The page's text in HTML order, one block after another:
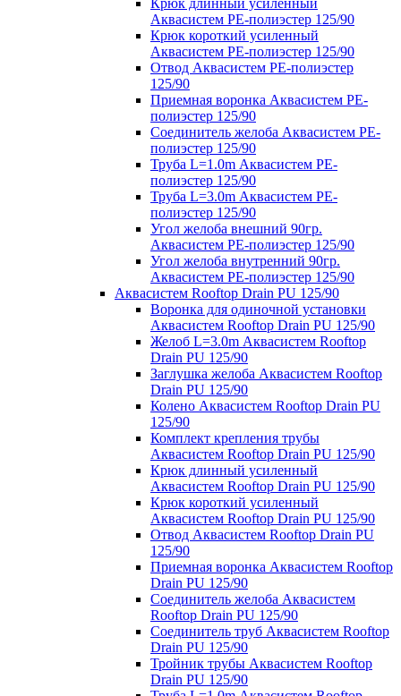
Крюк длинный усиленный
Аквасистем PE-полиэстер 125/90
Крюк короткий усиленный
Аквасистем PE-полиэстер 125/90
Отвод Аквасистем РЕ-полиэстер
125/90
Приемная воронка Аквасистем PE-
полиэстер 125/90
Соединитель желоба Аквасистем PE-
полиэстер 125/90
Труба L=1.0m Аквасистем PE-
полиэстер 125/90
Труба L=3.0m Аквасистем PE-
полиэстер 125/90
Угол желоба внешний 90гр.
Аквасистем PE-полиэстер 125/90
Угол желоба внутренний 90гр.
Аквасистем PE-полиэстер 125/90
Аквасистем Rooftop Drain PU 125/90
Воронка для одиночной установки
Аквасистем Rooftop Drain PU 125/90
Желоб L=3.0m Аквасистем Rooftop
Drain PU 125/90
Заглушка желоба Аквасистем Rooftop
Drain PU 125/90
Колено Аквасистем Rooftop Drain PU
125/90
Комплект крепления трубы
Аквасистем Rooftop Drain PU 125/90
Крюк длинный усиленный
Аквасистем Rooftop Drain PU 125/90
Крюк короткий усиленный
Аквасистем Rooftop Drain PU 125/90
Отвод Аквасистем Rooftop Drain PU
125/90
Приемная воронка Аквасистем Rooftop
Drain PU 125/90
Соединитель желоба Аквасистем
Rooftop Drain PU 125/90
Соединитель труб Аквасистем Rooftop
Drain PU 125/90
Тройник трубы Аквасистем Rooftop
Drain PU 125/90